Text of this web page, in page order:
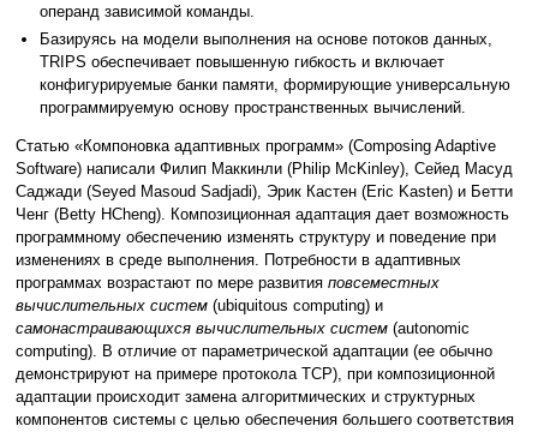
операнд зависимой команды.
Базируясь на модели выполнения на основе потоков данных,
TRIPS обеспечивает повышенную гибкость и включает
конфигурируемые банки памяти, формирующие универсальную
программируемую основу пространственных вычислений.
Статью «Компоновка адаптивных программ» (Composing Adaptive
Software) написали Филип Маккинли (Philip McKinley), Сейед Масуд
Саджади (Seyed Masoud Sadjadi), Эрик Кастен (Eric Kasten) и Бетти
Ченг (Betty HCheng). Композиционная адаптация дает возможность
программному обеспечению изменять структуру и поведение при
изменениях в среде выполнения. Потребности в адаптивных
программах возрастают по мере развития повсеместных
вычислительных систем (ubiquitous computing) и
самонастраивающихся вычислительных систем (autonomic
computing). В отличие от параметрической адаптации (ее обычно
демонстрируют на примере протокола TCP), при композиционной
адаптации происходит замена алгоритмических и структурных
компонентов системы с целью обеспечения большего соответствия